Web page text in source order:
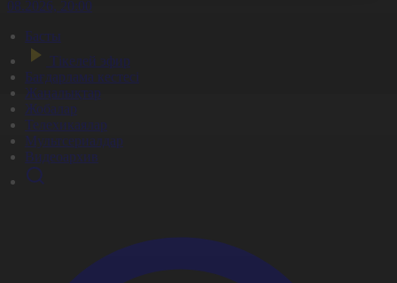
20:00
Басты
Тікелей эфир
Бағдарлама кестесі
Жаңалықтар
Жобалар
Телехикаялар
Мультсериалдар
Видеоархив